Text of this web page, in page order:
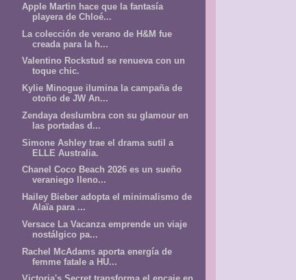
Apple Martin hace que la fantasía
playera de Chloé...
La colección de verano de H&M fue
creada para la h...
Valentino Rockstud se renueva con un
toque chic.
Kylie Minogue ilumina la campaña de
otoño de JW An...
Zendaya deslumbra con su glamour en
las portadas d...
Simone Ashley trae el drama sutil a
ELLE Australia.
Chanel Coco Beach 2026 es un sueño
veraniego lleno...
Hailey Bieber adopta el minimalismo de
Alaïa para ...
Versace La Vacanza emprende un viaje
nostálgico pa...
Rachel McAdams aporta energía de
femme fatale a HU...